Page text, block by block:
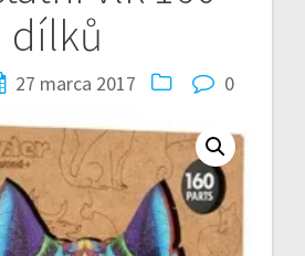
dílků
27 marca 2017 0